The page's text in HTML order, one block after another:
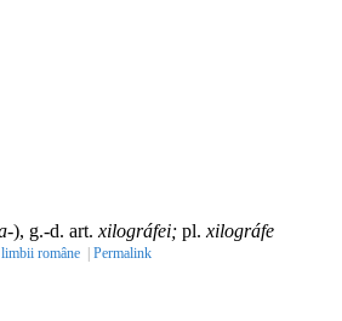
-), g.-d. art. xilográfei; pl. xilográfe
române | Permalink